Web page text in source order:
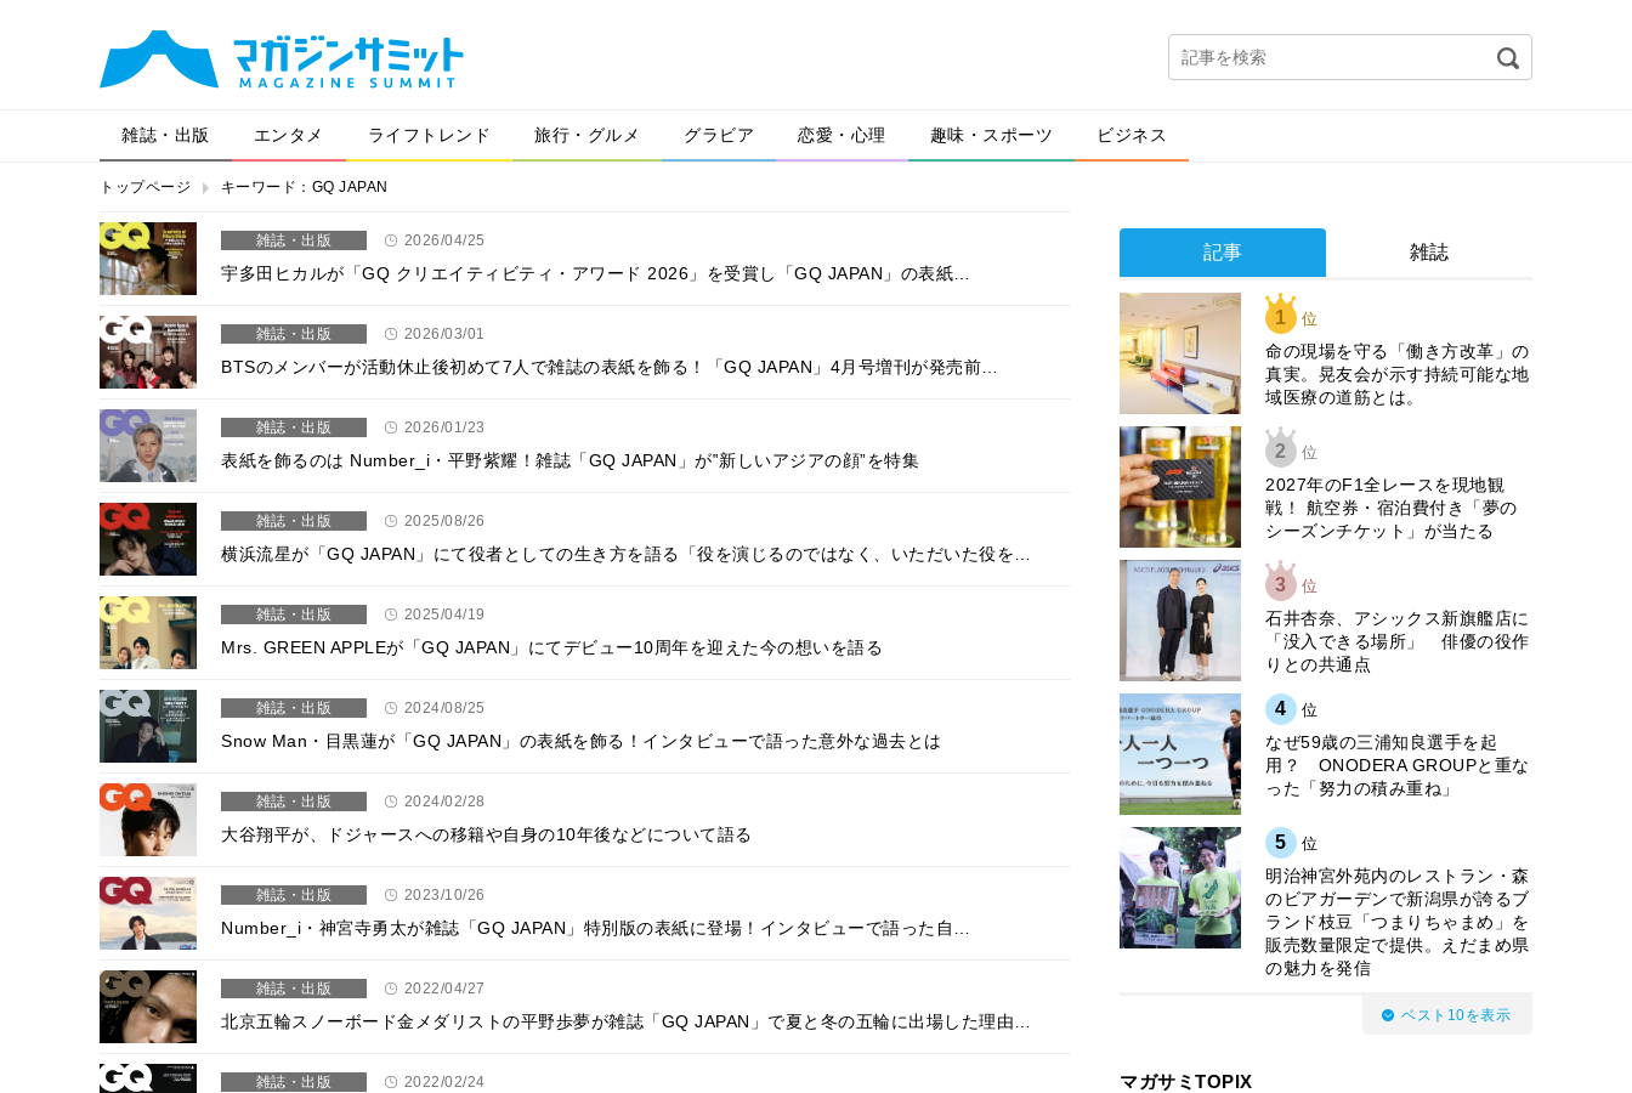
雑誌・出版 エンタメ ライフトレンド 旅行・グルメ グラビア 恋愛・心理 趣味・スポーツ ビジネス
トップページ キーワード：GQ JAPAN
雑誌・出版 2026/04/25
宇多田ヒカルが「GQ クリエイティビティ・アワード 2026」を受賞し「GQ JAPAN」の表紙…
雑誌・出版 2026/03/01
BTSのメンバーが活動休止後初めて7人で雑誌の表紙を飾る！「GQ JAPAN」4月号増刊が発売前…
雑誌・出版 2026/01/23
表紙を飾るのは Number_i・平野紫耀！雑誌「GQ JAPAN」が‟新しいアジアの顔”を特集
雑誌・出版 2025/08/26
横浜流星が「GQ JAPAN」にて役者としての生き方を語る「役を演じるのではなく、いただいた役を…
雑誌・出版 2025/04/19
Mrs. GREEN APPLEが「GQ JAPAN」にてデビュー10周年を迎えた今の想いを語る
雑誌・出版 2024/08/25
Snow Man・目黒蓮が「GQ JAPAN」の表紙を飾る！インタビューで語った意外な過去とは
雑誌・出版 2024/02/28
大谷翔平が、ドジャースへの移籍や自身の10年後などについて語る
雑誌・出版 2023/10/26
Number_i・神宮寺勇太が雑誌「GQ JAPAN」特別版の表紙に登場！インタビューで語った自…
雑誌・出版 2022/04/27
北京五輪スノーボード金メダリストの平野歩夢が雑誌「GQ JAPAN」で夏と冬の五輪に出場した理由…
雑誌・出版 2022/02/24
記事 雑誌
1 位
​命の現場を守る「働き方改革」の
真実。晃友会が示す持続可能な地
域医療の道筋とは。
2 位
2027年のF1全レースを現地観
戦！ 航空券・宿泊費付き「夢の
シーズンチケット」が当たる
3 位
石井杏奈、アシックス新旗艦店に
「没入できる場所」 俳優の役作
りとの共通点
4 位
なぜ59歳の三浦知良選手を起
用？ ONODERA GROUPと重な
った「努力の積み重ね」
5 位
明治神宮外苑内のレストラン・森
のビアガーデンで新潟県が誇るブ
ランド枝豆「つまりちゃまめ」を
販売数量限定で提供。えだまめ県
の魅力を発信
ベスト10を表示
マガサミTOPIX